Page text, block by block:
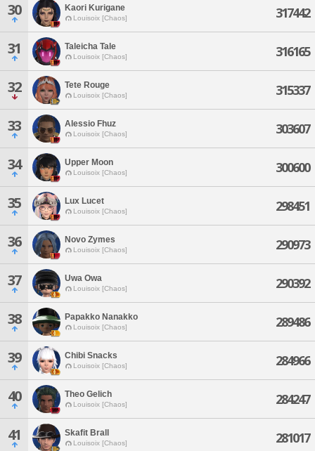
30 Kaori Kurigane
Louisoix [Chaos] 317442
31 Taleicha Tale
Louisoix [Chaos] 316165
32 Tete Rouge
Louisoix [Chaos] 315337
33 Alessio Fhuz
Louisoix [Chaos] 303607
34 Upper Moon
Louisoix [Chaos] 300600
35 Lux Lucet
Louisoix [Chaos] 298451
36 Novo Zymes
Louisoix [Chaos] 290973
37 Uwa Owa
Louisoix [Chaos] 290392
38 Papakko Nanakko
Louisoix [Chaos] 289486
39 Chibi Snacks
Louisoix [Chaos] 284966
40 Theo Gelich
Louisoix [Chaos] 284247
41 Skafit Brall
Louisoix [Chaos] 281017